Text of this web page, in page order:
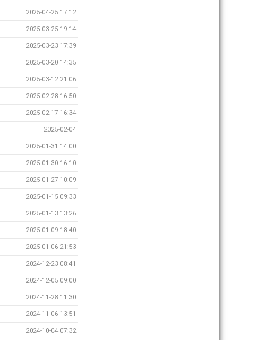
2025-04-25 17:12
2025-03-25 19:14
2025-03-23 17:39
2025-03-20 14:35
2025-03-12 21:06
2025-02-28 16:50
2025-02-17 16:34
2025-02-04
2025-01-31 14:00
2025-01-30 16:10
2025-01-27 10:09
2025-01-15 09:33
2025-01-13 13:26
2025-01-09 18:40
2025-01-06 21:53
2024-12-23 08:41
2024-12-05 09:00
2024-11-28 11:30
2024-11-06 13:51
2024-10-04 07:32